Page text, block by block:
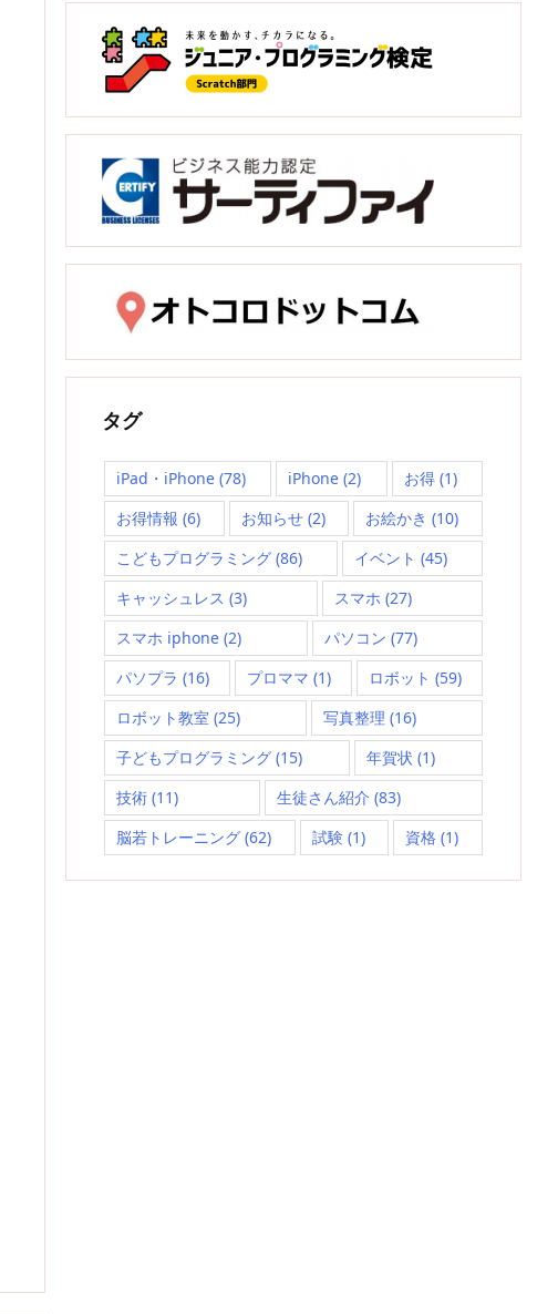
タグ
iPad・iPhone (78) iPhone (2) お得(1)
お得情報 (6) お知らせ(2) お絵かき (10)
こどもプログラミング (86) イベント (45)
キャッシュレス (3) スマホ (27)
スマホ iphone (2) パソコン (77)
パソプラ (16) プロママ (1) ロボット (59)
ロボット教室 (25) 写真整理 (16)
子どもプログラミング (15) 年賀状 (1)
技術 (11) 生徒さん紹介 (83)
脳若トレーニング (62) 試験 (1) 資格 (1)